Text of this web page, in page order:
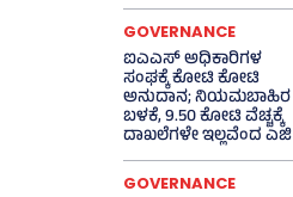
GOVERNANCE
ಐಎಎಸ್‌ ಅಧಿಕಾರಿಗಳ
ಸಂಘಕ್ಕೆ ಕೋಟಿ ಕೋಟಿ
ಅನುದಾನ; ನಿಯಮಬಾಹಿರ
ಬಳಕೆ, 9.50 ಕೋಟಿ ವೆಚ್ಚಕ್ಕೆ
ದಾಖಲೆಗಳೇ ಇಲ್ಲವೆಂದ ಎಜಿ
GOVERNANCE